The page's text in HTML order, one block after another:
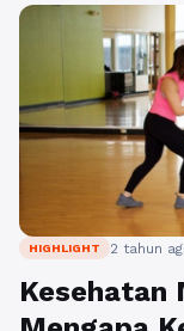
HIGHLIGHT 2 tahun
Kesehatan